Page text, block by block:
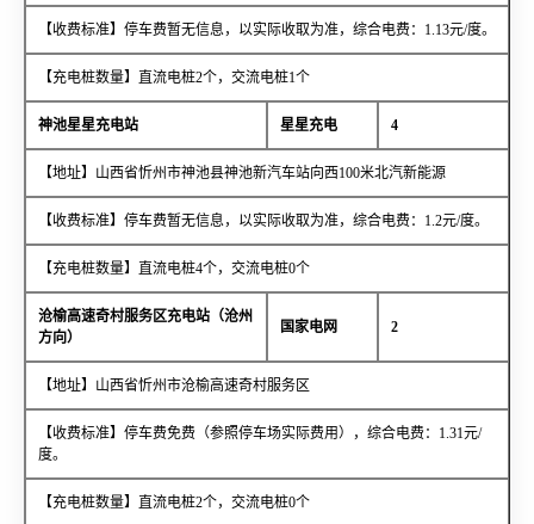
【收费标准】停车费暂无信息，以实际收取为准，综合电费：1.13元/度。
【充电桩数量】直流电桩2个，交流电桩1个
神池星星充电站 星星充电 4
【地址】山西省忻州市神池县神池新汽车站向西100米北汽新能源
【收费标准】停车费暂无信息，以实际收取为准，综合电费：1.2元/度。
【充电桩数量】直流电桩4个，交流电桩0个
沧榆高速奇村服务区充电站（沧州
方向）
国家电网 2
【地址】山西省忻州市沧榆高速奇村服务区
【收费标准】停车费免费（参照停车场实际费用），综合电费：1.31元/
度。
【充电桩数量】直流电桩2个，交流电桩0个